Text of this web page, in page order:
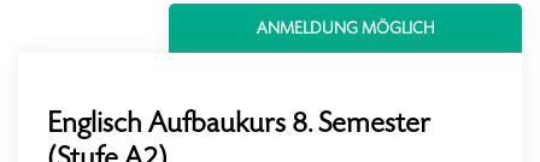
ANMELDUNG MÖGLICH
Englisch Aufbaukurs 8. Semester